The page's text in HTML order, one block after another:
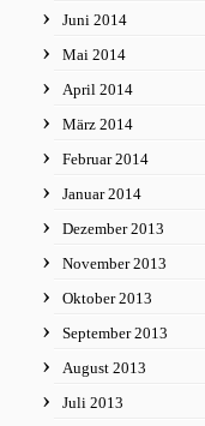
Juni 2014
Mai 2014
April 2014
März 2014
Februar 2014
Januar 2014
Dezember 2013
November 2013
Oktober 2013
September 2013
August 2013
Juli 2013